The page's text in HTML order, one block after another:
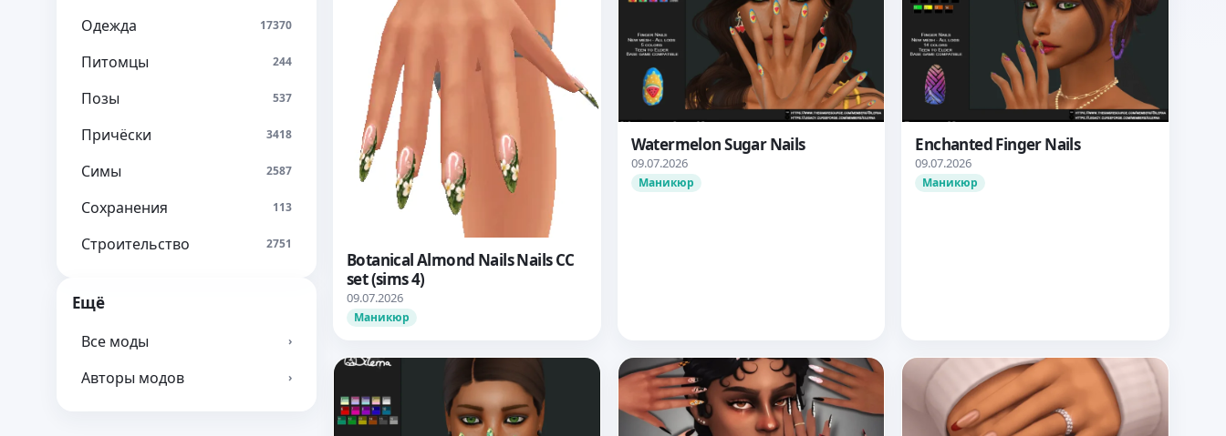
Одежда 17370
Питомцы 244
Позы 537
Причёски 3418
Симы 2587
Сохранения 113
Строительство 2751
Ещё
Все моды ›
Авторы модов ›
Botanical Almond Nails Nails CC
set (sims 4)
09.07.2026
Маникюр
Watermelon Sugar Nails
09.07.2026
Маникюр
Enchanted Finger Nails
09.07.2026
Маникюр